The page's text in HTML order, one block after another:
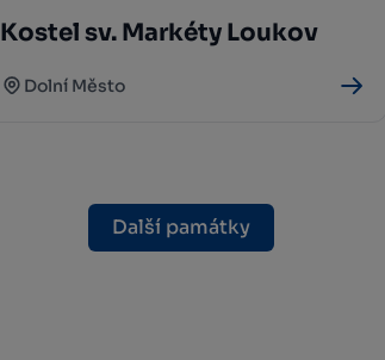
Kostel sv. Markéty Loukov
Dolní Město
Další památky